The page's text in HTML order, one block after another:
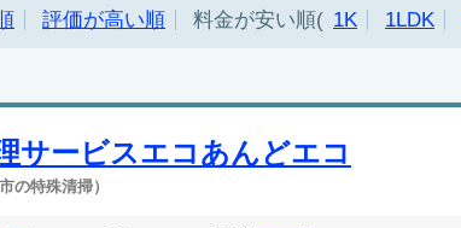
評価が高い順 料金が安い順 1K 1LDK
サービスエコあんどエコ
の特殊清掃）